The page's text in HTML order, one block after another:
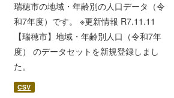
瑞穂市の地域・年齢別の人口データ（令
和7年度）です。 ※更新情報 R7.11.11
【瑞穂市】地域・年齢別人口（令和7年
度） のデータセットを新規登録しまし
た。
CSV